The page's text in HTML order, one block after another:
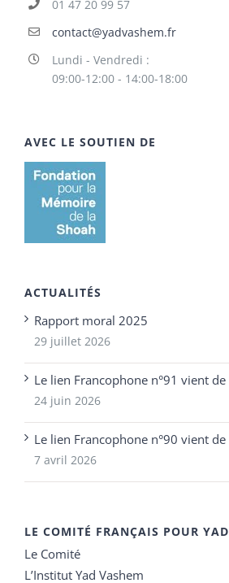
01 47 20 99 57
contact@yadvashem.fr
Lundi - Vendredi :
09:00-12:00 - 14:00-18:00
AVEC LE SOUTIEN DE
ACTUALITÉS
Rapport moral 2025
29 juillet 2026
Le lien Francophone n°91 vient
24 juin 2026
Le lien Francophone n°90 vient
7 avril 2026
LE COMITÉ FRANÇAIS POUR
Le Comité
L’Institut Yad Vashem